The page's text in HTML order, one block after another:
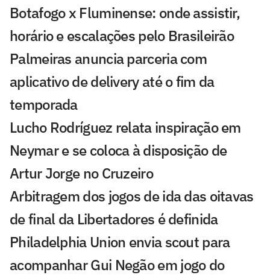
Botafogo x Fluminense: onde assistir,
horário e escalações pelo Brasileirão
Palmeiras anuncia parceria com
aplicativo de delivery até o fim da
temporada
Lucho Rodríguez relata inspiração em
Neymar e se coloca à disposição de
Artur Jorge no Cruzeiro
Arbitragem dos jogos de ida das oitavas
de final da Libertadores é definida
Philadelphia Union envia scout para
acompanhar Gui Negão em jogo do